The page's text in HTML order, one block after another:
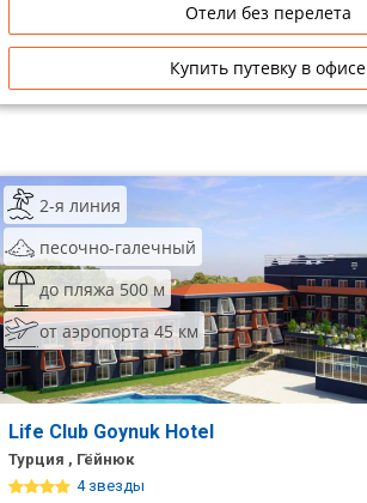
Отели без перелета
Купить путевку в офисе
2-я линия
песочно-галечный
до пляжа 500 м
от аэропорта 45 км
Life Club Goynuk Hotel
Турция , Гёйнюк
4 звезды